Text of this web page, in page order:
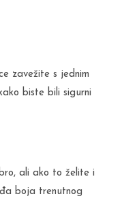
zavežite s jednim
biste bili sigurni
ali ako to želite i
boja trenutnog